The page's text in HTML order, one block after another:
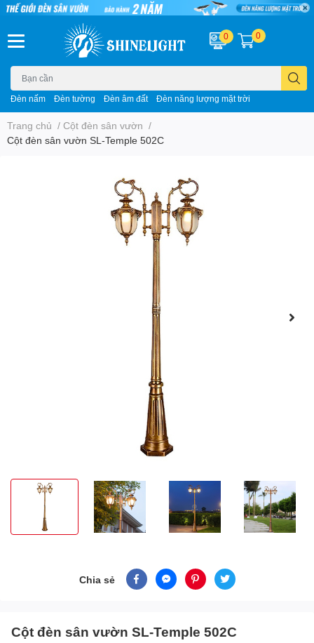
Đèn nấm Đèn tường Đèn âm đất Đèn năng lượng mặt trời
0 0
Trang chủ / Cột đèn sân vườn /
Cột đèn sân vườn SL-Temple 502C
Chia sẻ
Cột đèn sân vườn SL-Temple 502C